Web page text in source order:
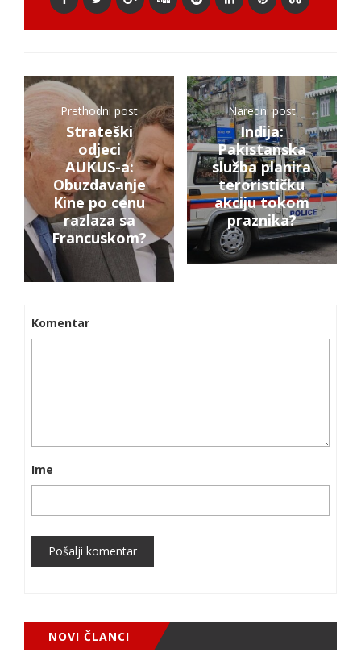
Prethodni post
Strateški
odjeci
AUKUS-a:
Obuzdavanje
Kine po cenu
razlaza sa
Francuskom?
Naredni post
Indija:
Pakistanska
služba planira
terorističku
akciju tokom
praznika?
Komentar
Ime
Pošalji komentar
NOVI ČLANCI